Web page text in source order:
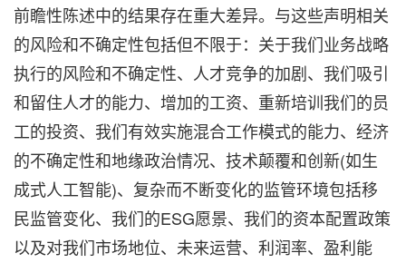
前瞻性陈述中的结果存在重大差异。与这些声明相关
的风险和不确定性包括但不限于：关于我们业务战略
执行的风险和不确定性、人才竞争的加剧、我们吸引
和留住人才的能力、增加的工资、重新培训我们的员
工的投资、我们有效实施混合工作模式的能力、经济
的不确定性和地缘政治情况、技术颠覆和创新(如生
成式人工智能)、复杂而不断变化的监管环境包括移
民监管变化、我们的ESG愿景、我们的资本配置政策
以及对我们市场地位、未来运营、利润率、盈利能